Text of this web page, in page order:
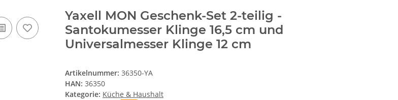
Yaxell MON Geschenk-Set 2-teilig -
Santokumesser Klinge 16,5 cm und
Universalmesser Klinge 12 cm
Artikelnummer: 36350-YA
HAN: 36350
Kategorie: Küche & Haushalt